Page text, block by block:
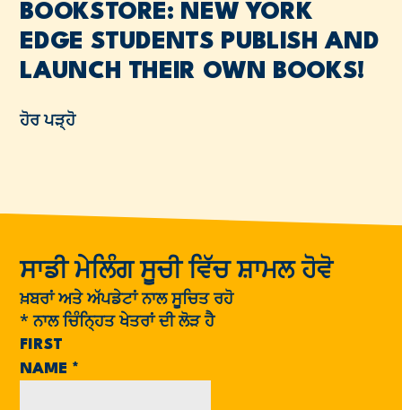
BOOKSTORE: NEW YORK
EDGE STUDENTS PUBLISH AND
LAUNCH THEIR OWN BOOKS!
ਹੋਰ ਪੜ੍ਹੋ
ਸਾਡੀ ਮੇਲਿੰਗ ਸੂਚੀ ਵਿੱਚ ਸ਼ਾਮਲ ਹੋਵੋ
ਖ਼ਬਰਾਂ ਅਤੇ ਅੱਪਡੇਟਾਂ ਨਾਲ ਸੂਚਿਤ ਰਹੋ
* ਨਾਲ ਚਿੰਨ੍ਹਿਤ ਖੇਤਰਾਂ ਦੀ ਲੋੜ ਹੈ
FIRST
NAME *